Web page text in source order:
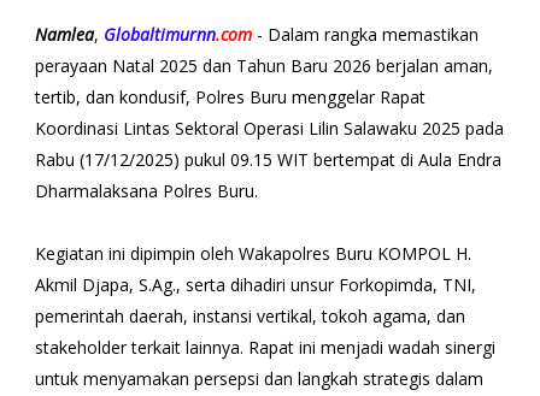
Namlea, Globaltimurnn.com- Dalam rangka memastikan
perayaan Natal 2025 dan Tahun Baru 2026 berjalan aman,
tertib, dan kondusif, Polres Buru menggelar Rapat
Koordinasi Lintas Sektoral Operasi Lilin Salawaku 2025 pada
Rabu (17/12/2025) pukul 09.15 WIT bertempat di Aula Endra
Dharmalaksana Polres Buru.
Kegiatan ini dipimpin oleh Wakapolres Buru KOMPOL H.
Akmil Djapa, S.Ag., serta dihadiri unsur Forkopimda, TNI,
pemerintah daerah, instansi vertikal, tokoh agama, dan
stakeholder terkait lainnya. Rapat ini menjadi wadah sinergi
untuk menyamakan persepsi dan langkah strategis dalam